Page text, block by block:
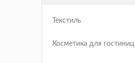
Текстиль
Косметика для гостиниц